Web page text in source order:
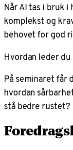
Når AI tas i bruk
komplekst og
behovet for god
Hvordan leder
På seminaret får
hvordan
stå bedre rustet?